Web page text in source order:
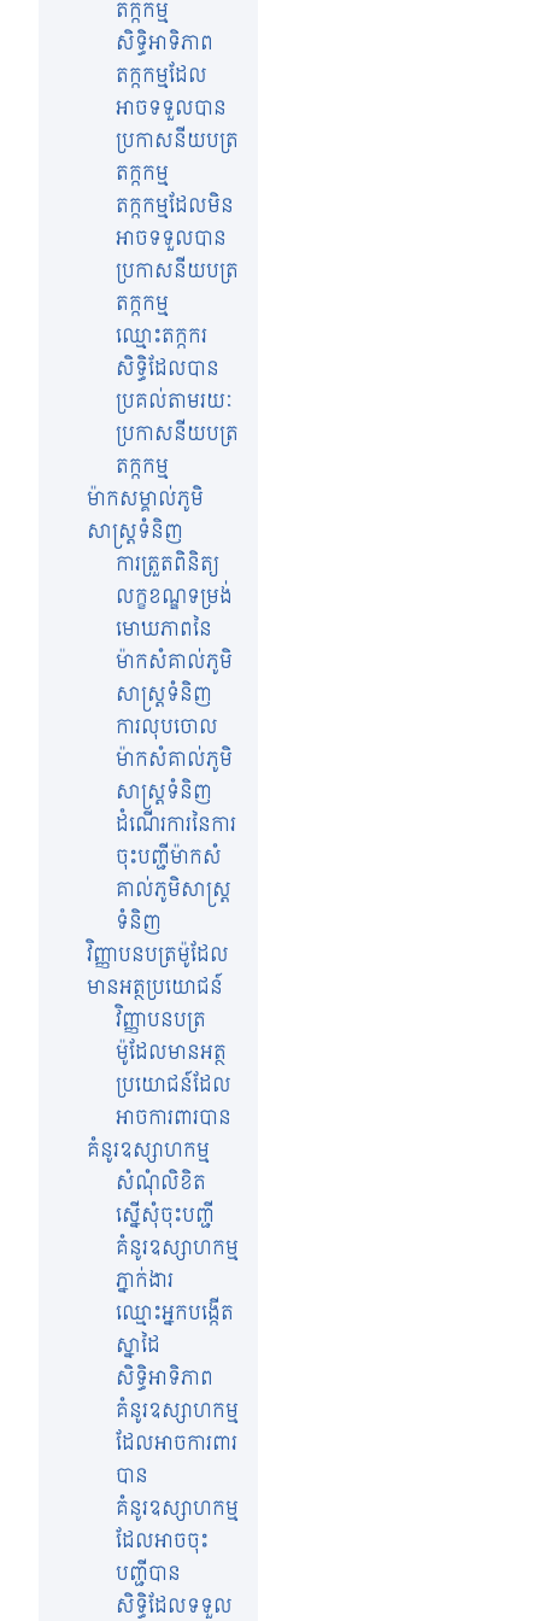
តក្កកម្ម
សិទ្ធិអាទិភាព
តក្កកម្មដែល
អាចទទួលបាន
ប្រកាសនីយបត្រ​
តក្កកម្ម
តក្កកម្មដែលមិន
អាចទទួលបាន
ប្រកាសនីយបត្រ​
តក្កកម្ម
ឈ្មោះតក្កករ
សិទ្ធិដែលបាន
ប្រគល់តាមរយៈ
ប្រកាសនីយបត្រ​
តក្ក​កម្ម
ម៉ាកសម្គាល់ភូមិ
សាស្រ្តទំនិញ
ការត្រួតពិនិត្យ
លក្ខខណ្ឌទម្រង់
មោឃភាពនៃ
ម៉ាកសំគាល់ភូមិ
សាស្រ្តទំនិញ
ការលុបចោល
ម៉ាកសំគាល់ភូមិ
សាស្រ្តទំនិញ
ដំណើរការនៃការ
ចុះបញ្ជីម៉ាកសំ
គាល់ភូមិសាស្រ្ត
ទំនិញ
វិញ្ញាបនបត្រម៉ូដែល
មានអត្ថប្រយោជន៍
វិញ្ញាបនបត្រ
ម៉ូដែលមានអត្ថ
ប្រយោជន៍ដែល​
អាចការពារបាន
គំនូរឧស្សាហកម្ម
សំណុំលិខិត
ស្នើសុំចុះបញ្ជី
គំនូរឧស្សាហកម្ម
ភ្នាក់ងារ
ឈ្មោះអ្នកបង្កើត
ស្នាដៃ
សិទ្ធិអាទិភាព
គំនូរឧស្សាហកម្ម
ដែលអាចការពារ
បាន
គំនូរឧស្សាហកម្ម
ដែលអាចចុះ
បញ្ជីបាន
សិទ្ធិដែលទទួល